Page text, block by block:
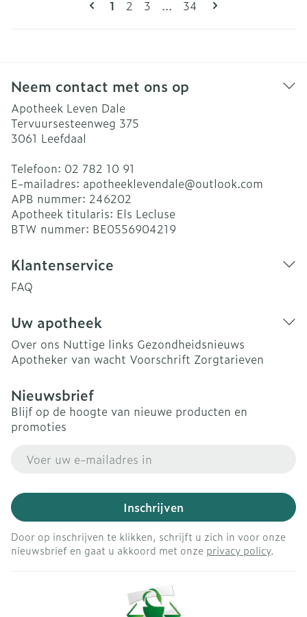
U lees momenteel pagina
1 Pagina
2 Pagina
3 ... Pagina
34
Neem contact met ons op
Apotheek Leven Dale
Tervuursesteenweg 375
3061 Leefdaal
Telefoon: 02 782 10 91
E-mailadres: apotheeklevendale@outlook.com
APB nummer: 246202
Apotheek titularis: Els Lecluse
BTW nummer: BE0556904219
Klantenservice
FAQ
Uw apotheek
Over ons Nuttige links Gezondheidsnieuws
Apotheker van wacht Voorschrift Zorgtarieven
Nieuwsbrief
Blijf op de hoogte van nieuwe producten en
promoties
Inschrijven
Door op inschrijven te klikken, schrijft u zich in voor onze
nieuwsbrief en gaat u akkoord met onze privacy policy.